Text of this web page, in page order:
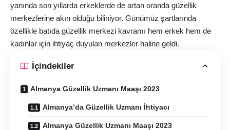
yanında son yıllarda erkeklerde de artan oranda güzellik
merkezlerine akın olduğu biliniyor. Günümüz şartlarında
özellikle batıda güzellik merkezi kavramı hem erkek hem de
kadınlar için ihtiyaç duyulan merkezler haline geldi.
İçindekiler
Almanya Güzellik Uzmanı Maaşı 2023
Almanya’da Güzellik Uzmanı İhtiyacı
Almanya Güzellik Uzmanı Maaşı 2023